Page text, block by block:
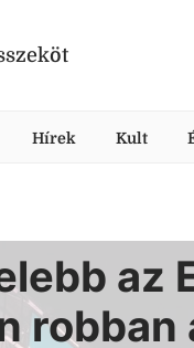
Hírek Kult
az